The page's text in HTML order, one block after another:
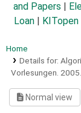
and Papers
Loan
Home
Details for:
Vorlesungen.
Normal view